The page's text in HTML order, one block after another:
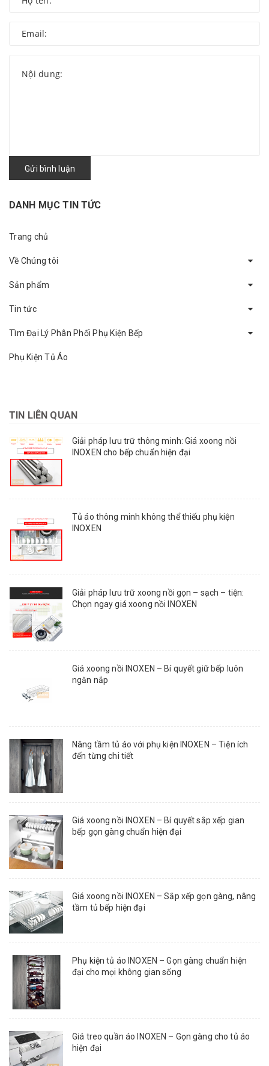
Gửi bình luận
DANH MỤC TIN TỨC
Trang chủ
Về Chúng tôi
Sản phẩm
Tin tức
Tìm Đại Lý Phân Phối Phụ Kiện Bếp
Phụ Kiện Tủ Áo
TIN LIÊN QUAN
Giải pháp lưu trữ thông minh: Giá xoong nồi
INOXEN cho bếp chuẩn hiện đại
Tủ áo thông minh không thể thiếu phụ kiện
INOXEN
Giải pháp lưu trữ xoong nồi gọn – sạch – tiện:
Chọn ngay giá xoong nồi INOXEN
Giá xoong nồi INOXEN – Bí quyết giữ bếp luôn
ngăn nắp
Nâng tầm tủ áo với phụ kiện INOXEN – Tiện ích
đến từng chi tiết
Giá xoong nồi INOXEN – Bí quyết sắp xếp gian
bếp gọn gàng chuẩn hiện đại
Giá xoong nồi INOXEN – Sắp xếp gọn gàng, nâng
tầm tủ bếp hiện đại
Phụ kiện tủ áo INOXEN – Gọn gàng chuẩn hiện
đại cho mọi không gian sống
Giá treo quần áo INOXEN – Gọn gàng cho tủ áo
hiện đại